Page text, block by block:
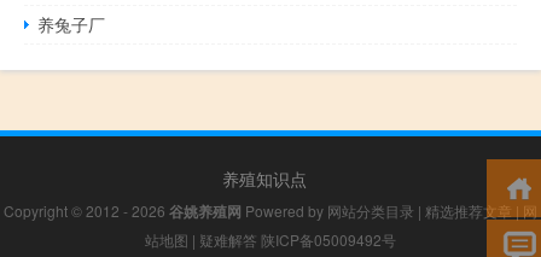
养兔子厂
养殖知识点
Copyright © 2012 - 2026 谷姚养殖网 Powered by 网站分类目录 | 精选推荐文章 | 网
站地图 | 疑难解答 陕ICP备05009492号